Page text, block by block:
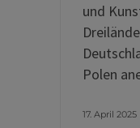
und
Polen
17. April 2025